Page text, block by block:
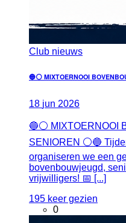
Club nieuws
🔵⚪ MIXTOERNOOI
18 jun 2026
🔵⚪ MIXTOERNOOI
SENIOREN ⚪🔵
organiseren we een
bovenbouwjeugd,
vrijwilligers! 📅 [...]
195 keer gezien
0